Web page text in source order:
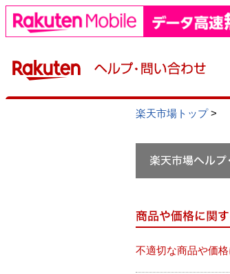
楽天市場トップ>
不適切な商品や価